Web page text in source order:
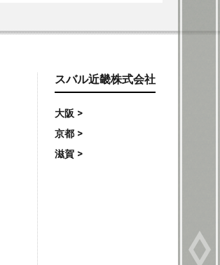
スバル近畿株式会社
大阪 >
京都 >
滋賀 >